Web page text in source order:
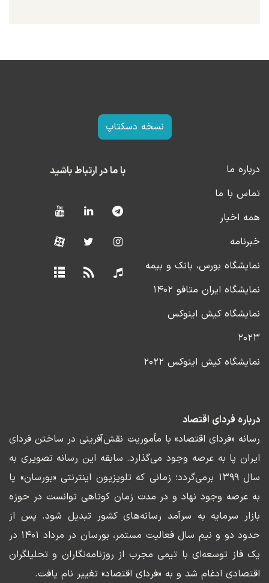
نسخه دسکتاپ
درباره ما
تماس با ما
همه اخبار
خبرنامه
نمایشگاه بورس، بانک و بیمه
نمایشگاه ایران متافو ۱۴۰۲
نمایشگاه کیش اینوکس
۲۰۲۳
نمایشگاه کیش اینوکس ۲۰۲۲
با ما در ارتباط باشید
درباره فردای اقتصاد
رسانه «فردای اقتصاد» با مأموریت نقش‌آفرینی در ساختن فردای
ایران پا به عرصه وجود می‌گذارد. سابقه این رسانه تصویری به
سال ۱۳۹۹ برمی‌گردد؛ زمانی که تلویزیون اینترنتی «بورسان» پا
به عرصه وجود نهاد و در مدت زمان کوتاهی توانست در حوزه
بازار سرمایه به سرآمد رسانه‌های کشور تبدیل شود. پس از
حدود دو و نیم سال فعالیت مستمر، بورسان در مرداد ۱۴۰۱ در
یک فاز توسعه‌ای با تیمی مجرب از روزنامه‌نگاران و تحلیلگران
اقتصادی ادغام شد و به «فردای اقتصاد» تغییر نام یافت.